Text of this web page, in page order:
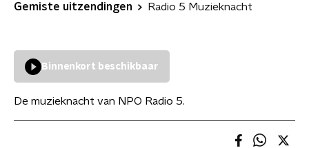
Gemiste uitzendingen Radio 5 Muzieknacht
Binnenkort beschikbaar
De muzieknacht van NPO Radio 5.